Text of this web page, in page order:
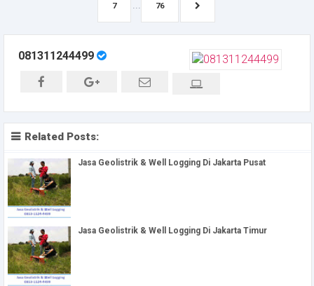
7 76
081311244499
Related Posts:
Jasa Geolistrik & Well Logging Di Jakarta Pusat
Jasa Geolistrik & Well Logging Di Jakarta Timur